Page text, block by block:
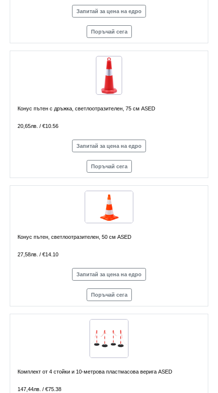
Запитай за цена на едро
Поръчай сега
Конус пътен с дръжка, светлоотразителен, 75 см ASED
20,65лв. / €10.56
Запитай за цена на едро
Поръчай сега
Конус пътен, светлоотразителен, 50 см ASED
27,58лв. / €14.10
Запитай за цена на едро
Поръчай сега
Комплект от 4 стойки и 10-метрова пластмасова верига ASED
147,44лв. / €75.38